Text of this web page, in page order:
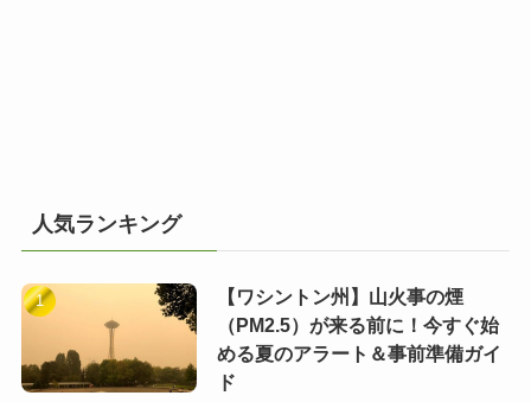
人気ランキング
【ワシントン州】山火事の煙
（PM2.5）が来る前に！今すぐ始
める夏のアラート＆事前準備ガイ
ド